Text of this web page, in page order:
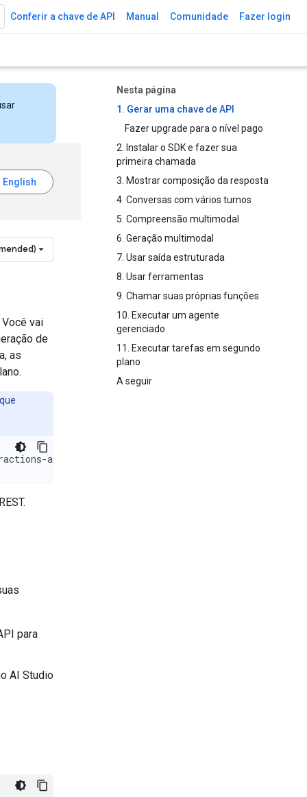
Conferir a chave de API Manual Comunidade Fazer login
Nesta página
1. Gerar uma chave de API
Fazer upgrade para o nível pago
2. Instalar o SDK e fazer sua
primeira chamada
3. Mostrar composição da resposta
4. Conversas com vários turnos
5. Compreensão multimodal
6. Geração multimodal
7. Usar saída estruturada
8. Usar ferramentas
9. Chamar suas próprias funções
10. Executar um agente
gerenciado
11. Executar tarefas em segundo
plano
A seguir
Você vai
de
as
api
para
AI Studio